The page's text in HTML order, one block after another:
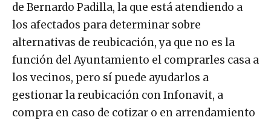
de Bernardo Padilla, la que está atendiendo a
los afectados para determinar sobre
alternativas de reubicación, ya que no es la
función del Ayuntamiento el comprarles casa a
los vecinos, pero sí puede ayudarlos a
gestionar la reubicación con Infonavit, a
compra en caso de cotizar o en arrendamiento